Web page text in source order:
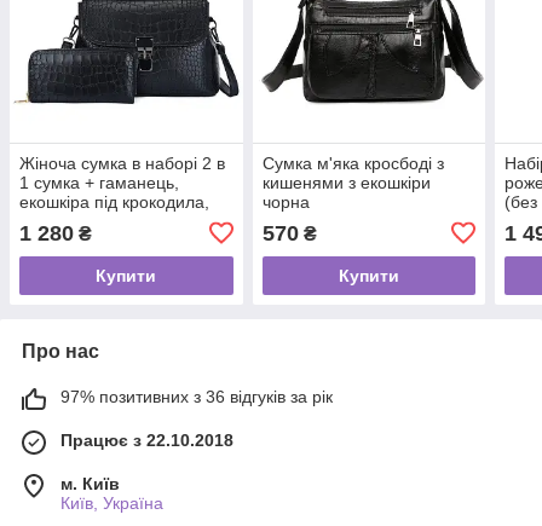
Жіноча сумка в наборі 2 в
1 сумка + гаманець,
екошкіра під крокодила,
1 280 ₴
Купити
Сумка м'яка кросбоді з
кишенями з екошкіри
чорна
570₴
Купити
1
Про нас
97% позитивних з 36 відгуків за рік
Працює з 22.10.2018
м. Київ
Київ, Україна